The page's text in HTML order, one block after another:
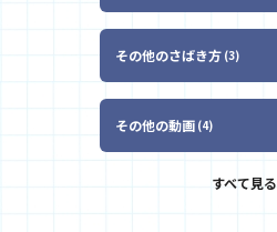
その他のさばき方 3
その他の動画 4
すべて見る